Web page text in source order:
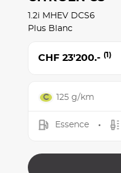
1.2i MHEV DCS6
Plus Blanc
CHF 23'200.- (1)
125 g/km
Essence